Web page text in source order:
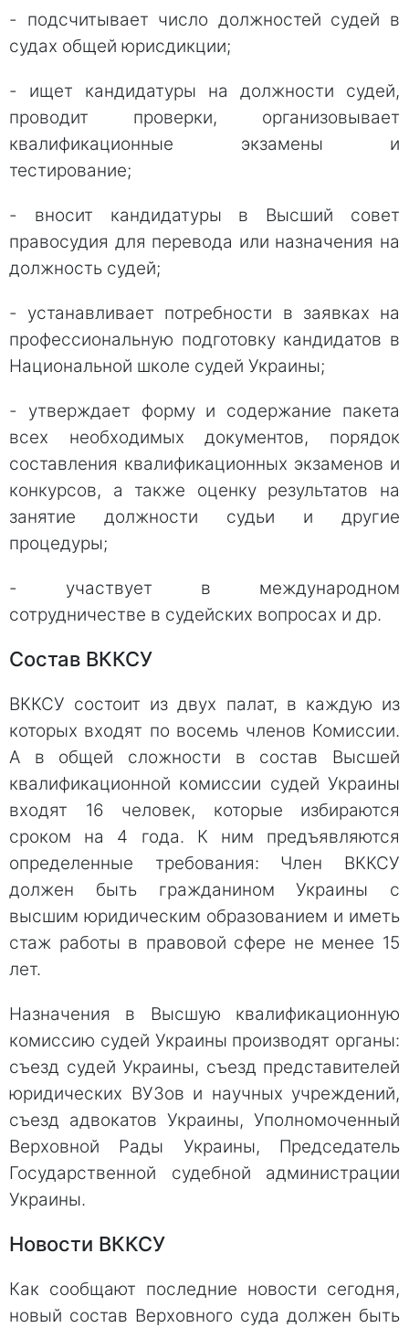
- подсчитывает число должностей судей в
судах общей юрисдикции;
- ищет кандидатуры на должности судей,
проводит проверки, организовывает
квалификационные экзамены и
тестирование;
- вносит кандидатуры в Высший совет
правосудия для перевода или назначения на
должность судей;
- устанавливает потребности в заявках на
профессиональную подготовку кандидатов в
Национальной школе судей Украины;
- утверждает форму и содержание пакета
всех необходимых документов, порядок
составления квалификационных экзаменов и
конкурсов, а также оценку результатов на
занятие должности судьи и другие
процедуры;
- участвует в международном
сотрудничестве в судейских вопросах и др.
Состав ВККСУ
ВККСУ состоит из двух палат, в каждую из
которых входят по восемь членов Комиссии.
А в общей сложности в состав Высшей
квалификационной комиссии судей Украины
входят 16 человек, которые избираются
сроком на 4 года. К ним предъявляются
определенные требования: Член ВККСУ
должен быть гражданином Украины с
высшим юридическим образованием и иметь
стаж работы в правовой сфере не менее 15
лет.
Назначения в Высшую квалификационную
комиссию судей Украины производят органы:
съезд судей Украины, съезд представителей
юридических ВУЗов и научных учреждений,
съезд адвокатов Украины, Уполномоченный
Верховной Рады Украины, Председатель
Государственной судебной администрации
Украины.
Новости ВККСУ
Как сообщают последние новости сегодня,
новый состав Верховного суда должен быть